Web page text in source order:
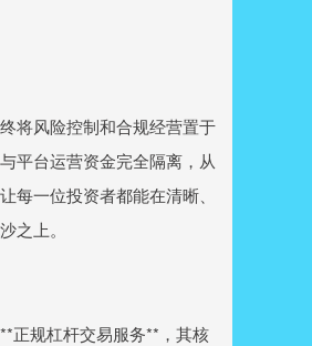
将风险控制和合规经营置于
平台运营资金完全隔离，从
一位投资者都能在清晰、
之上。
正规杠杆交易服务**，其核